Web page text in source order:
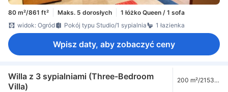
80 m²/861 ft² Maks. 5 dorosłych
1 łóżko Queen / 1 sofa
widok: Ogród
Pokój typu Studio/1 sypialnia 1 łazienka
Wpisz daty, aby zobaczyć ceny
Willa z 3 sypialniami (Three-Bedroom
Villa)
200 m²/2153